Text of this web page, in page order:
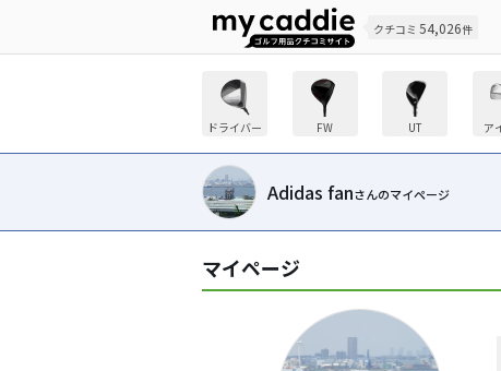
クチコミ 54,026件
ドライバー FW UT ア
Adidas fanさんのマイページ
マイページ